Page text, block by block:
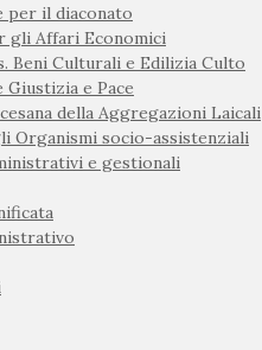
per il diaconato
gli Affari Economici
Beni Culturali e Edilizia Culto
Giustizia e Pace
della Aggregazioni Laicali
Organismi socio-assistenziali
e gestionali